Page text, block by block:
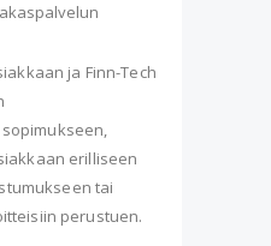
ja Finn-Tech
erilliseen
tai
perustuen.